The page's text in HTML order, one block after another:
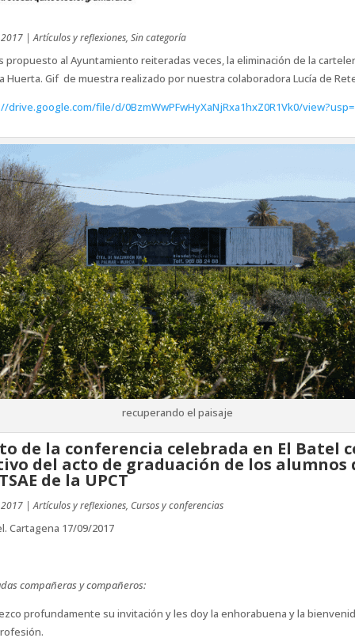
|Artículos y reflexiones, Sin categoría
propuesto al Ayuntamiento reiteradas veces, la eliminación de la
Huerta. Gif de muestra realizado por nuestra colaboradora Lucía de
drive.google.com/file/d/0BzmWwPFwHyXaNjRxa1hxZ0R1Vk0/view?usp=
recuperando el paisaje
de la conferencia celebrada en El Batel
del acto de graduación de los alumnos
de la UPCT
|Artículos y reflexiones, Cursos y conferencias
Cartagena 17/09/2017
compañeras y compañeros:
profundamente su invitación y les doy la enhorabuena y la